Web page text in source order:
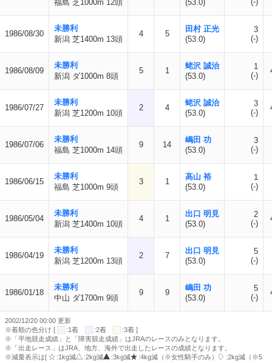
福島 芝1000m 12頭
(53.0)
1986/08/30
未勝利
新潟 芝1400m 13頭
4 5
田村 正光
(53.0)
3
(-)
1986/08/09
未勝利
新潟 ダ1000m 8頭
5 1
蛯沢 誠治
(53.0)
1
(-)
1986/07/27
未勝利
新潟 芝1200m 10頭
2 4
蛯沢 誠治
(53.0)
3
(-)
1986/07/06
未勝利
福島 芝1000m 14頭
9 14
嶋田 功
(53.0)
3
(-)
1986/06/15
未勝利
福島 芝1000m 9頭
3 1
高山 裕
(53.0)
1
(-)
1986/05/04
未勝利
新潟 芝1400m 10頭
4 1
出口 明見
(53.0)
2
(-)
1986/04/19
未勝利
新潟 芝1200m 13頭
2 7
出口 明見
(53.0)
5
(-)
1986/01/18
未勝利
中山 ダ1700m 9頭
9 9
嶋田 功
(53.0)
5
(-)
2002/12/20 00:00 更新
※着順の色分け [
:1着 :2着
:3着 ]
※「平地競走成績」と「障害競走成績」はJRAのレースのみとなります。
※「出走レース」はJRA、地方、海外で出走したレースの成績となります。
※減量表示は[
:1kg減 :2kg減 :3kg減 :4kg減（※女性騎手のみ）
:2kg減（※5